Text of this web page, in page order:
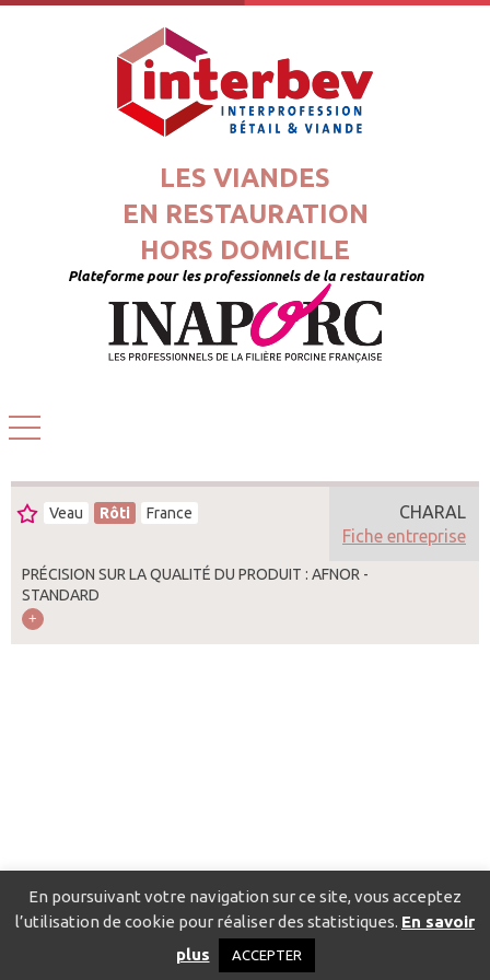
LES VIANDES
EN RESTAURATION
HORS DOMICILE
Plateforme pour les professionnels de la restauration
Veau Rôti France
PRÉCISION SUR LA QUALITÉ DU PRODUIT : AFNOR -
STANDARD
CHARAL
Fiche entreprise
Catalogue pour localiser les fournisseurs
Politique de confidentialité
En poursuivant votre navigation sur ce site, vous acceptez
l’utilisation de cookie pour réaliser des statistiques. En savoir
plus
ACCEPTER